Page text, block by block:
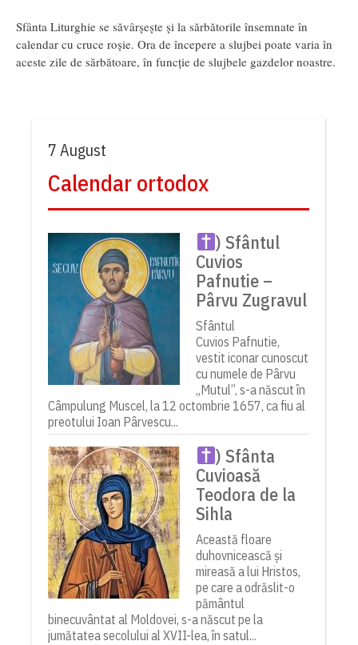
Sfânta Liturghie se săvârșește și la sărbătorile însemnate în
calendar cu cruce roșie. Ora de începere a slujbei poate varia în
aceste zile de sărbătoare, în funcție de slujbele gazdelor noastre.
7 August
Calendar ortodox
) Sfântul
Cuvios
Pafnutie –
Pârvu Zugravul
Sfântul
Cuvios Pafnutie,
vestit iconar cunoscut
cu numele de Pârvu
„Mutul”, s-a născut în
Câmpulung Muscel, la 12 octombrie 1657, ca fiu al
preotului Ioan Pârvescu...
) Sfânta
Cuvioasă
Teodora de la
Sihla
Această floare
duhovnicească și
mireasă a lui Hristos,
pe care a odrăslit-o
pământul
binecuvântat al Moldovei, s-a născut pe la
jumătatea secolului al XVII-lea, în satul...